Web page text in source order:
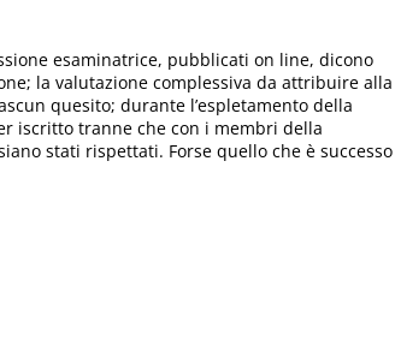
esaminatrice, pubblicati on line, dicono
la valutazione complessiva da attribuire alla
quesito; durante l’espletamento della
iscritto tranne che con i membri della
stati rispettati. Forse quello che è successo